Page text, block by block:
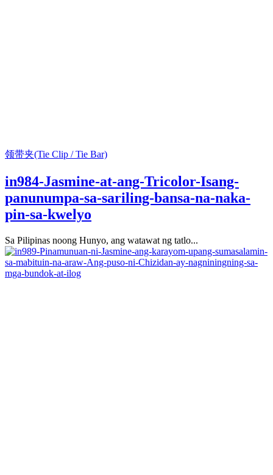
领带夹(Tie Clip / Tie Bar)
in984-Jasmine-at-ang-Tricolor-Isang-
panunumpa-sa-sariling-bansa-na-naka-
pin-sa-kwelyo
Sa Pilipinas noong Hunyo, ang watawat ng tatlo...